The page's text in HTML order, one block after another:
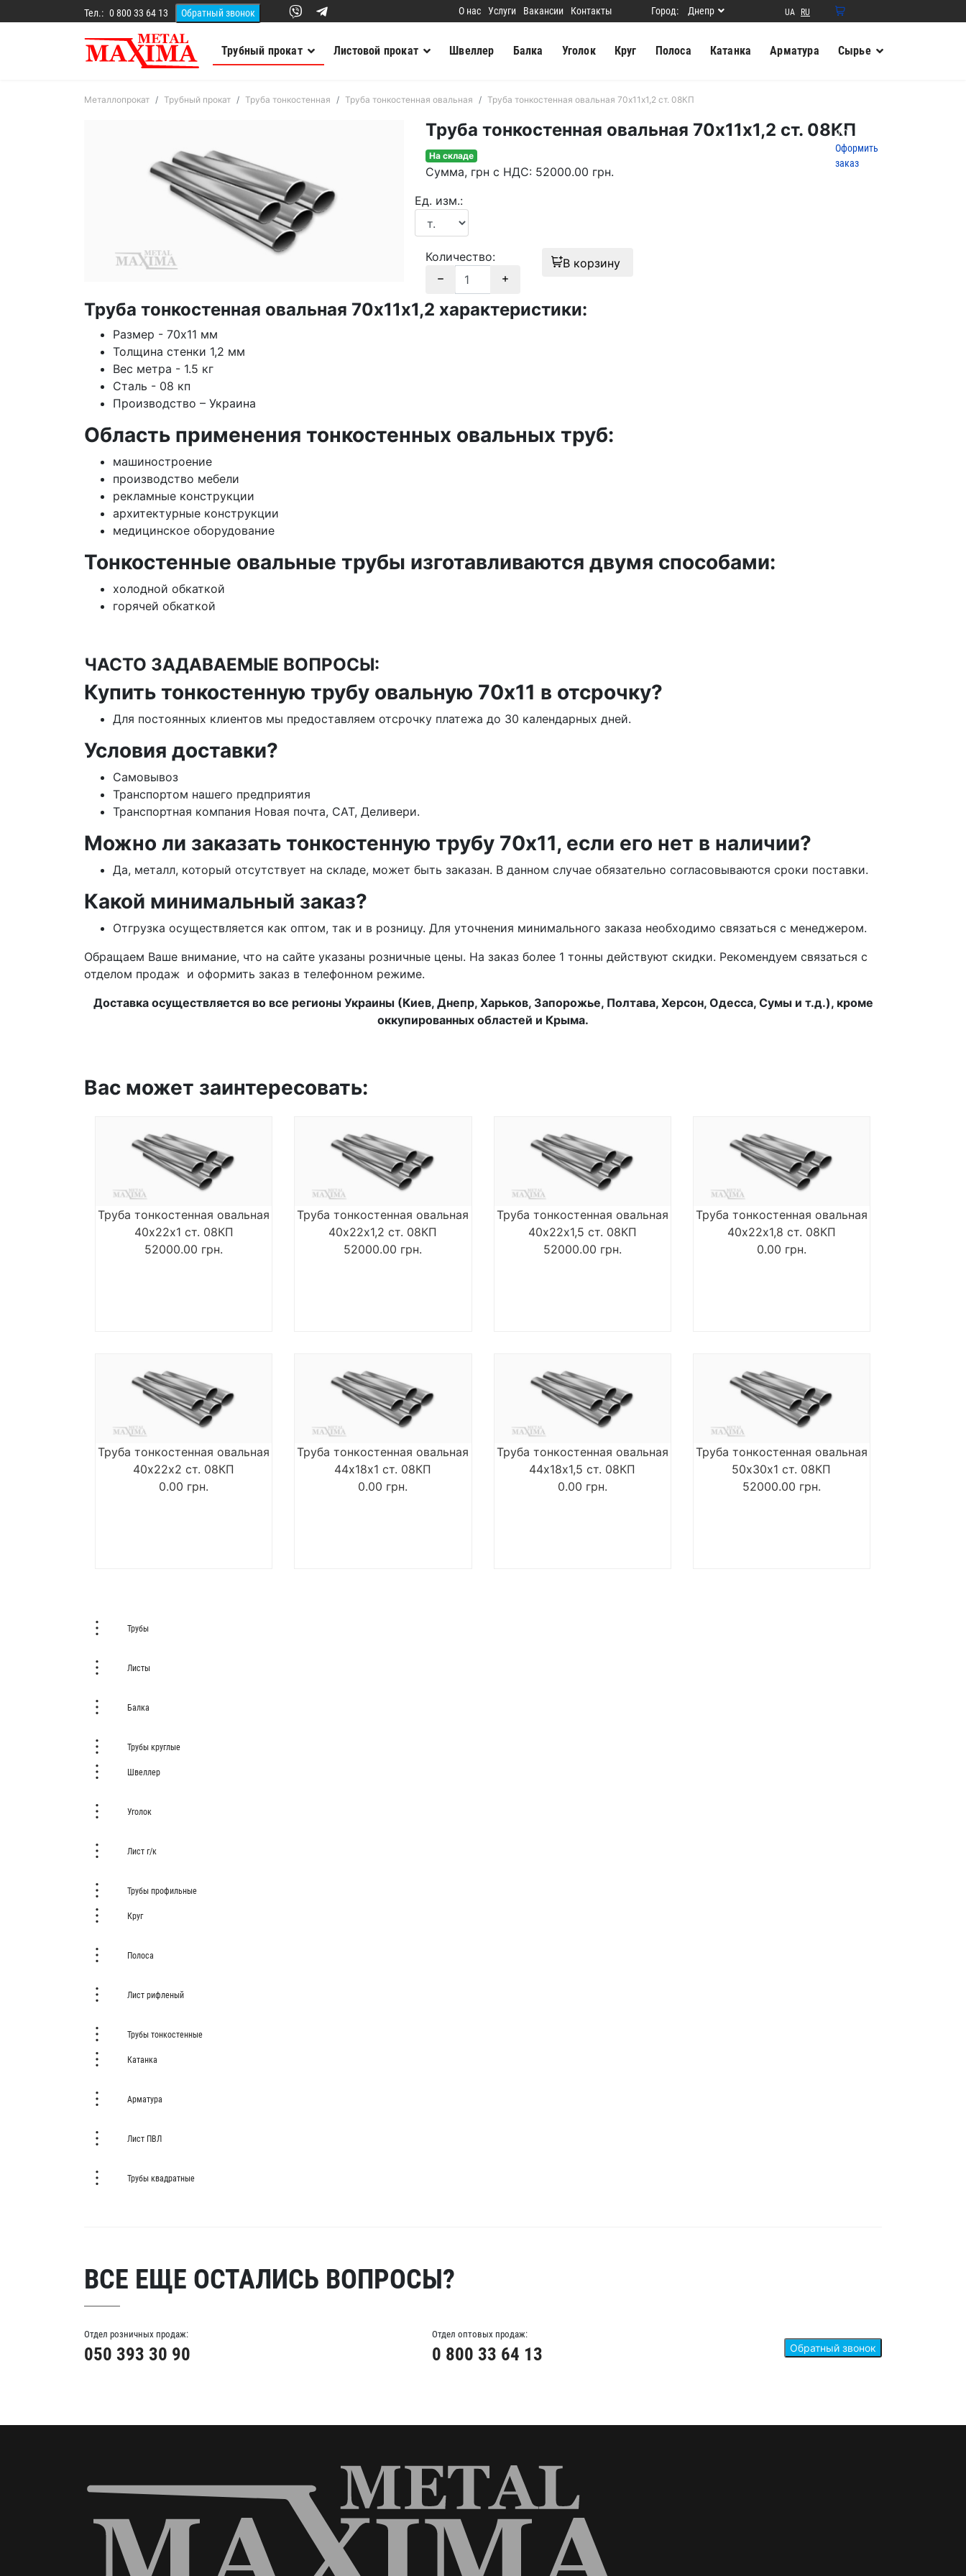
Тел.: 0 800 33 64 13 О нас Услуги Вакансии Контакты Город: Днепр UA RU
корзина
0.00
Оформить
заказ
Трубный прокат Листовой прокат Швеллер Балка Уголок Круг Полоса Катанка Арматура Сырье
Металлопрокат Трубный прокат Труба тонкостенная Труба тонкостенная овальная Труба тонкостенная овальная 70х11х1,2 ст. 08КП
Труба тонкостенная овальная 70х11х1,2 ст. 08КП
На складе
Сумма, грн с НДС: 52000.00 грн.
Ед. изм.:
Количество: В корзину
Труба тонкостенная овальная 70х11х1,2 характеристики:
Размер - 70х11 мм
Толщина стенки 1,2 мм
Вес метра - 1.5 кг
Сталь - 08 кп
Производство – Украина
Область применения тонкостенных овальных труб:
машиностроение
производство мебели
рекламные конструкции
архитектурные конструкции
медицинское оборудование
Тонкостенные овальные трубы изготавливаются двумя способами:
холодной обкаткой
горячей обкаткой
ЧАСТО ЗАДАВАЕМЫЕ ВОПРОСЫ:
Купить тонкостенную трубу овальную 70х11 в отсрочку?
Для постоянных клиентов мы предоставляем отсрочку платежа до 30 календарных дней.
Условия доставки?
Самовывоз
Транспортом нашего предприятия
Транспортная компания Новая почта, САТ, Деливери.
Можно ли заказать тонкостенную трубу 70х11, если его нет в наличии?
Да, металл, который отсутствует на складе, может быть заказан. В данном случае обязательно согласовываются сроки поставки.
Какой минимальный заказ?
Отгрузка осуществляется как оптом, так и в розницу. Для уточнения минимального заказа необходимо связаться с менеджером.
Обращаем Ваше внимание, что на сайте указаны розничные цены. На заказ более 1 тонны действуют скидки. Рекомендуем связаться с
отделом продаж и оформить заказ в телефонном режиме.
Доставка осуществляется во все регионы Украины (Киев, Днепр, Харьков, Запорожье, Полтава, Херсон, Одесса, Сумы и т.д.), кроме
оккупированных областей и Крыма.
Вас может заинтересовать:
Труба тонкостенная овальная
40х22х1 ст. 08КП
52000.00 грн.
Труба тонкостенная овальная
40х22х1,2 ст. 08КП
52000.00 грн.
Труба тонкостенная овальная
40х22х1,5 ст. 08КП
52000.00 грн.
Труба тонкостенная овальная
40х22х1,8 ст. 08КП
0.00 грн.
Труба тонкостенная овальная
40х22х2 ст. 08КП
0.00 грн.
Труба тонкостенная овальная
44х18х1 ст. 08КП
0.00 грн.
Труба тонкостенная овальная
44х18х1,5 ст. 08КП
0.00 грн.
Труба тонкостенная овальная
50х30х1 ст. 08КП
52000.00 грн.
Трубы
Листы
Балка
Трубы круглые
Швеллер
Уголок
Лист г/к
Трубы профильные
Круг
Полоса
Лист рифленый
Трубы тонкостенные
Катанка
Арматура
Лист ПВЛ
Трубы квадратные
ВСЕ ЕЩЕ ОСТАЛИСЬ ВОПРОСЫ?
Отдел розничных продаж:
050 393 30 90
Отдел оптовых продаж:
0 800 33 64 13